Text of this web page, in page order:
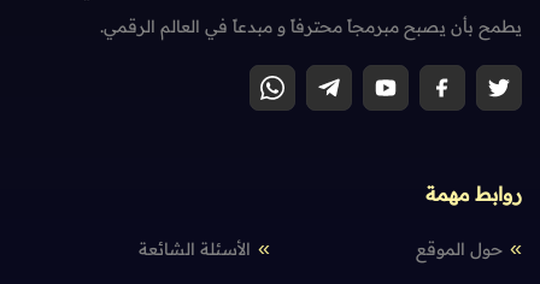
يطمح بأن يصبح مبرمجاً محترفاً و مبدعاً في العالم الرقمي.
روابط مهمة
حول الموقع الأسئلة الشائعة